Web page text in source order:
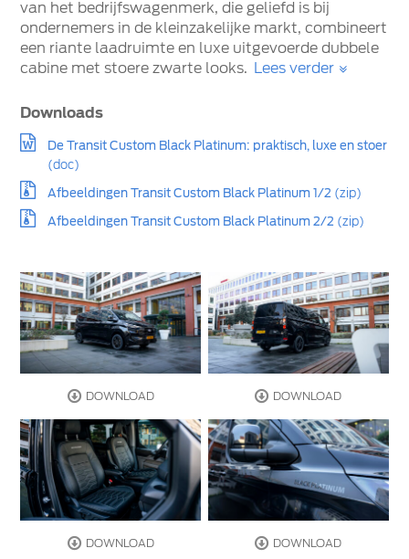
van het bedrijfswagenmerk, die geliefd is bij
ondernemers in de kleinzakelijke markt, combineert
een riante laadruimte en luxe uitgevoerde dubbele
cabine met stoere zwarte looks. Lees verder
Downloads
De Transit Custom Black Platinum: praktisch, luxe en stoer
(doc)
Afbeeldingen Transit Custom Black Platinum 1/2 (zip)
Afbeeldingen Transit Custom Black Platinum 2/2 (zip)
DOWNLOAD DOWNLOAD
DOWNLOAD DOWNLOAD